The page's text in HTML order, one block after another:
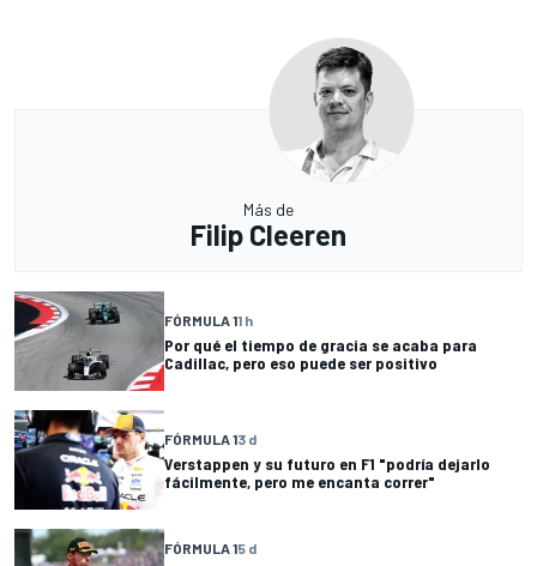
Más de
Filip Cleeren
FÓRMULA 11 h
Por qué el tiempo de gracia se acaba para
Cadillac, pero eso puede ser positivo
FÓRMULA 13 d
Verstappen y su futuro en F1 "podría dejarlo
fácilmente, pero me encanta correr"
FÓRMULA 15 d